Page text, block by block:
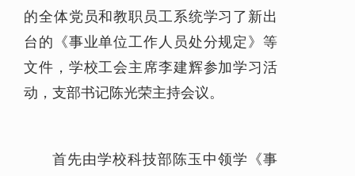
的全体党员和教职员工系统学习了新出
台的《事业单位工作人员处分规定》等
文件，学校工会主席李建辉参加学习活
动，支部书记陈光荣主持会议。
首先由学校科技部陈玉中领学《事